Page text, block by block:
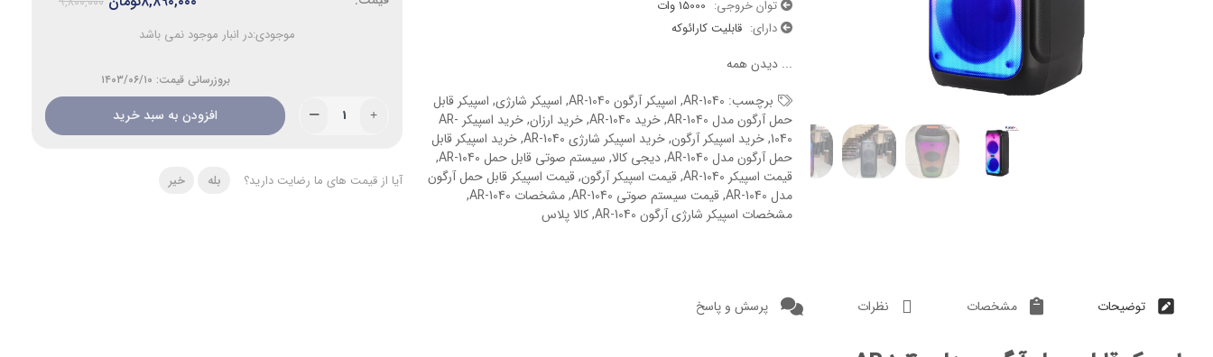
توان خروجی:
دارای: قابلیت کارائوکه
...دیدن همه
برچسب: AR-1040
, اسپیکر آرگون AR-1040 , اسپیکر شارژی, اسپیکر قابل
حمل آرگون مدل AR-1040
,خرید AR-1040 ,خرید ارزان,
خرید اسپیکر AR-
1040
,خرید اسپیکر آرگون,خرید اسپیکر شارژی AR-1040 ,خرید اسپیکر قابل
حمل آرگون مدل AR-1040
,دیجی کالا, سیستم صوتی قابل حمل AR-1040
,
قیمت اسپیکر AR-1040
,قیمت اسپیکر آرگون,قیمت اسپیکر قابل حمل آرگون
مدل AR-1040
,قیمت سیستم صوتی AR-1040 ,مشخصات AR-1040
,
مشخصات اسپیکر شارژی آرگون AR-1040
,کالا پلاس
موجودی:در انبار موجود نمی باشد
بروزرسانی قیمت: ۱۴۰۳/۰۶/۱۰
افزودن به سبد خرید
آیا از قیمت های ما رضایت دارید؟ بله خیر
توضیحات مشخصات نظرات پرسش و پاسخ